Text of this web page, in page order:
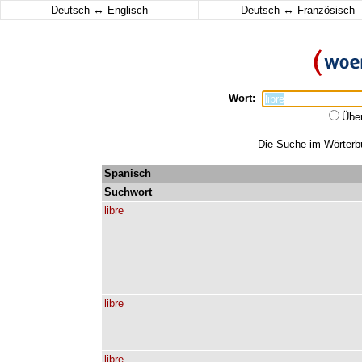
Deutsch ↔ Englisch Deutsch ↔ Französisch
Wort:
Die Suche im
Spanisch
Suchwort
libre
libre
libre